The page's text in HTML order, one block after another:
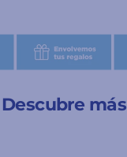
Descubre más